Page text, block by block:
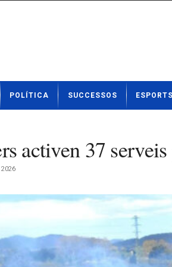
POLÍTICA SUCCESSOS ESPORTS
activen 37